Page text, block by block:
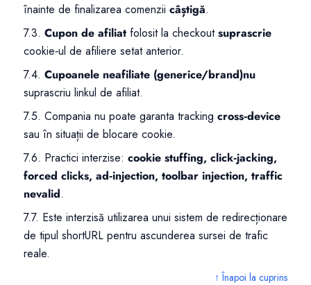
înainte de finalizarea comenzii câștigă.
7.3. Cupon de afiliat folosit la checkoutsuprascrie
cookie‑ul de afiliere setat anterior.
7.4. Cupoanele neafiliate (generice/brand)nu
suprascriu linkul de afiliat.
7.5. Compania nu poate garanta tracking cross‑device
sau în situații de blocare cookie.
7.6. Practici interzise: cookie stuffing, click‑jacking,
forced clicks, ad‑injection, toolbar injection, traffic
nevalid.
7.7. Este interzisă utilizarea unui sistem de redirecționare
de tipul shortURL pentru ascunderea sursei de trafic
reale.
↑ Înapoi la cuprins